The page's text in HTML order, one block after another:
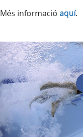
Més informació aquí.